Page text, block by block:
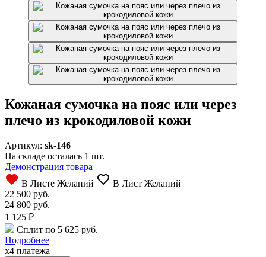
Кожаная сумочка на пояс или через
плечо из крокодиловой кожи
Артикул: sk-146
На складе осталась 1 шт.
Демонстрация товара
В Листе Желаний
В Лист Желаний
22 500 руб.
24 800 руб.
1 125 ₽
Сплит по 5 625 руб.
Подробнее
x4 платежа